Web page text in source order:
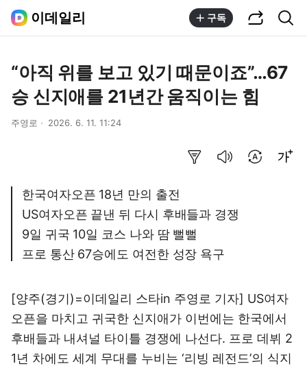
이데일리 구독
“아직 위를 보고 있기 때문이죠”…67
승 신지애를 21년간 움직이는 힘
주영로 2026. 6. 11. 11:24
한국여자오픈 18년 만의 출전
US여자오픈 끝낸 뒤 다시 후배들과 경쟁
9일 귀국 10일 코스 나와 땀 뻘뻘
프로 통산 67승에도 여전한 성장 욕구
[양주(경기)=이데일리 스타in 주영로 기자] US여자
오픈을 마치고 귀국한 신지애가 이번에는 한국에서
후배들과 내셔널 타이틀 경쟁에 나선다. 프로 데뷔 2
1년 차에도 세계 무대를 누비는 ‘리빙 레전드’의 식지